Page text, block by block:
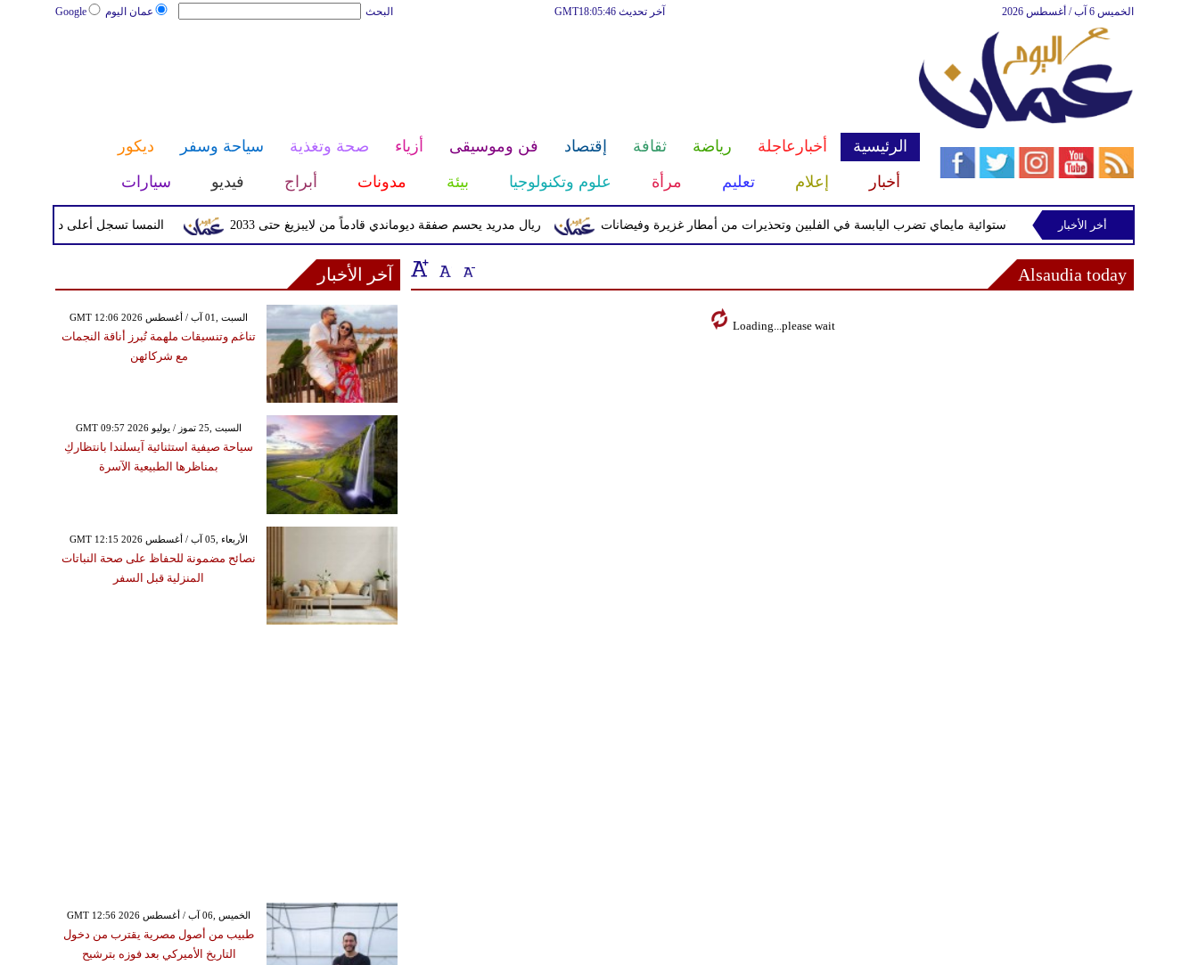
عمان اليوم Google البحث آخر تحديث GMT18:05:46 الخميس 6 آب / أغسطس 2026
الرئيسية أخبارعاجلة رياضة ثقافة إقتصاد فن وموسيقى أزياء صحة وتغذية سياحة وسفر
ديكور
أخبار
إعلام تعليم مرأة علوم وتكنولوجيا بيئة مدونات أبراج فيديو سيارات
النمسا تسجل أعلى درجة حرارة في ريال مدريد يحسم صفقة ديوماندي قادماً من لايبزيغ حتى 2033 العاصفة الاستوائية مايماي تضرب اليابسة في الفلبين وتحذيرات من أمطار غزيرة وفيضاناتأخر الأخبار
Alsaudia today
Loading...please wait
آخر الأخبار
GMT 12:06 2026 السبت ,01 آب / أغسطس
تناغم وتنسيقات ملهمة تُبرز أناقة النجمات
مع شركائهن
GMT 09:57 2026 السبت ,25 تموز / يوليو
سياحة صيفية استثنائية آيسلندا بانتظاركِ
بمناظرها الطبيعية الآسرة
GMT 12:15 2026 الأربعاء ,05 آب / أغسطس
نصائح مضمونة للحفاظ على صحة النباتات
المنزلية قبل السفر
GMT 12:56 2026 الخميس ,06 آب / أغسطس
طبيب من أصول مصرية يقترب من دخول
التاريخ الأميركي بعد فوزه بترشيح